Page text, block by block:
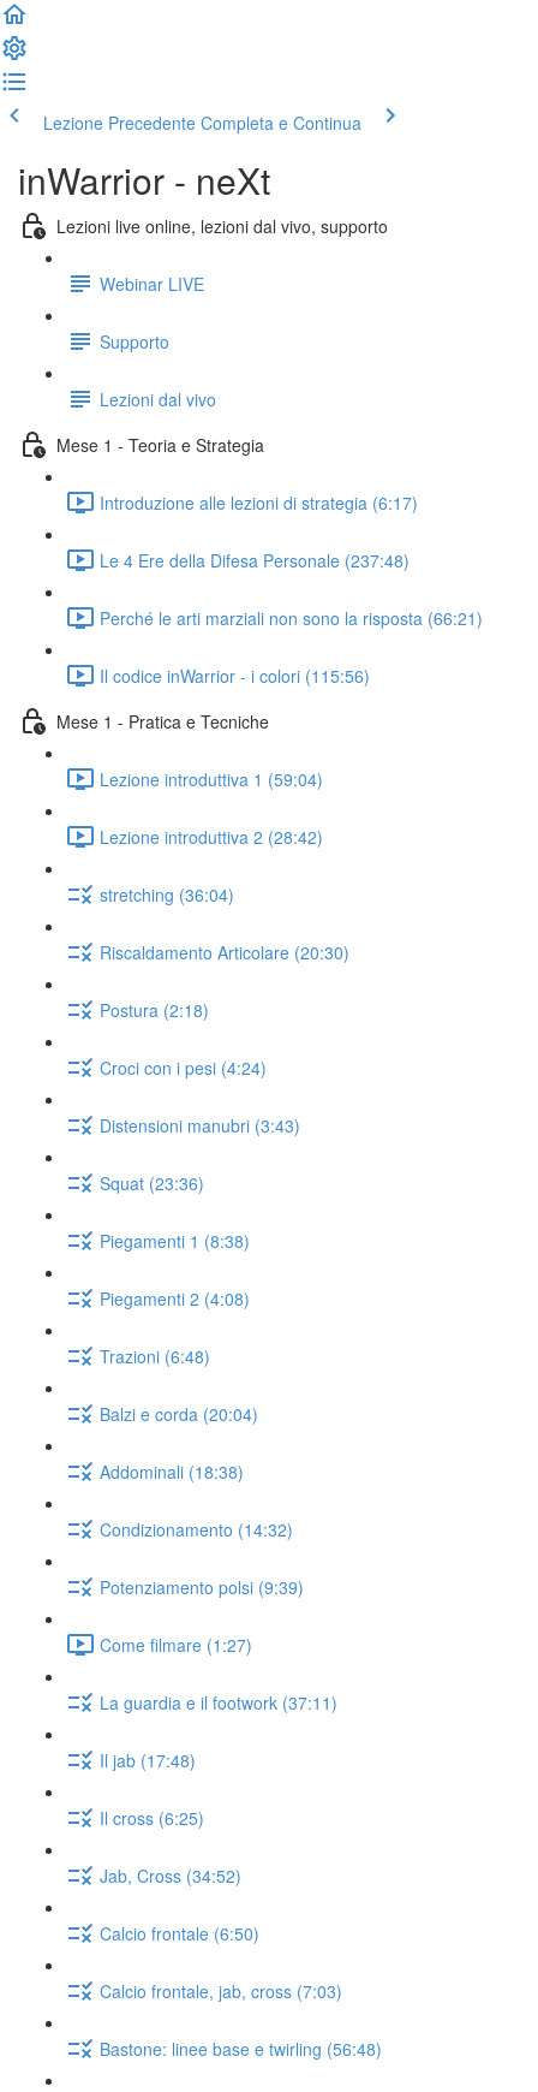
Lezione Precedente Completa e Continua
inWarrior - neXt
Lezioni live online, lezioni dal vivo, supporto
Webinar LIVE
Supporto
Lezioni dal vivo
Mese 1 - Teoria e Strategia
Introduzione alle lezioni di strategia (6:17)
Le 4 Ere della Difesa Personale (237:48)
Perché le arti marziali non sono la risposta (66:21)
Il codice inWarrior - i colori (115:56)
Mese 1 - Pratica e Tecniche
Lezione introduttiva 1 (59:04)
Lezione introduttiva 2 (28:42)
stretching (36:04)
Riscaldamento Articolare (20:30)
Postura (2:18)
Croci con i pesi (4:24)
Distensioni manubri (3:43)
Squat (23:36)
Piegamenti 1 (8:38)
Piegamenti 2 (4:08)
Trazioni (6:48)
Balzi e corda (20:04)
Addominali (18:38)
Condizionamento (14:32)
Potenziamento polsi (9:39)
Come filmare (1:27)
La guardia e il footwork (37:11)
Il jab (17:48)
Il cross (6:25)
Jab, Cross (34:52)
Calcio frontale (6:50)
Calcio frontale, jab, cross (7:03)
Bastone: linee base e twirling (56:48)